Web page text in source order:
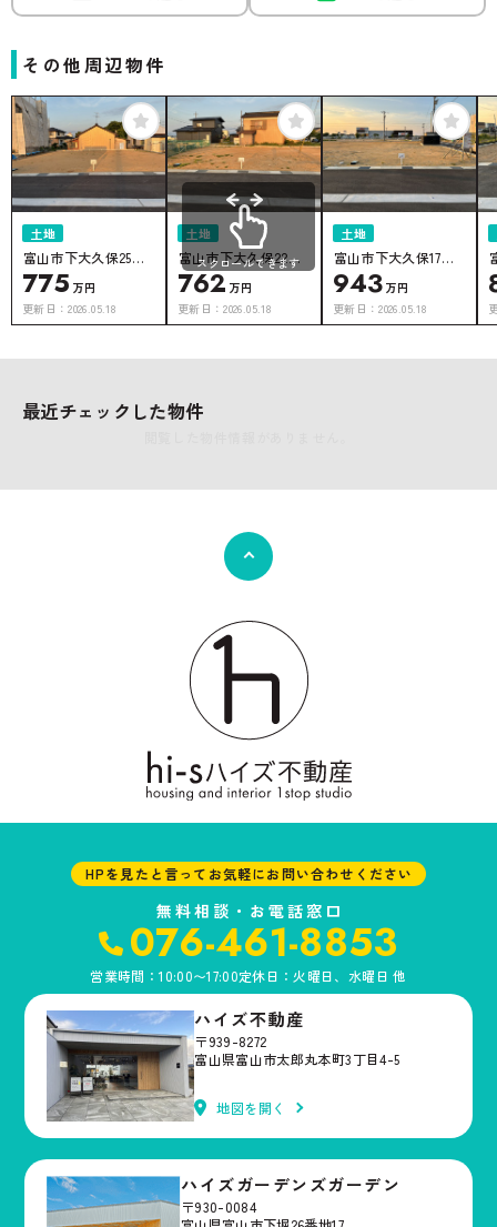
その他周辺物件
土地
富山市下大久保25号
地
775 万円
更新日：2026.05.18
土地
富山市下大久保22号
地
762 万円
更新日：2026.05.18
土地
富山市下大久保17号
地
943 万円
更新日：2026.05.18
スクロールできます
最近チェックした物件
HPを見たと言ってお気軽にお問い合わせください
無料相談・お電話窓口
076-461-8853
営業時間：10:00〜17:00定休日：火曜日、水曜日 他
ハイズ不動産
〒939-8272
富山県富山市太郎丸本町3丁目4-5
地図を開く
ハイズガーデンズガーデン
〒930-0084